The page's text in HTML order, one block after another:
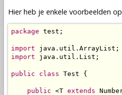
Hier heb je enkele voorbeelden
package test;
import
import java.util.List;
public class Test {
public <T extends